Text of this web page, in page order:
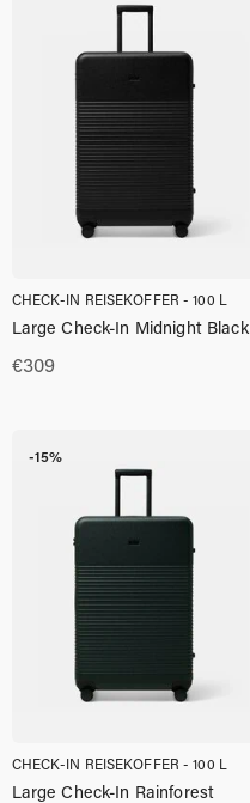
CHECK-IN REISEKOFFER - 100 L
€309
Large Check-In Midnight Black
-15%
CHECK-IN REISEKOFFER - 100 L
Large Check-In Rainforest